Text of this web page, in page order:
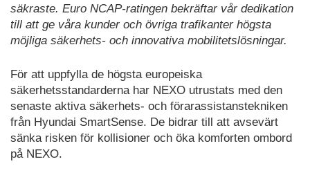
säkraste. Euro NCAP-ratingen bekräftar vår dedikation
till att ge våra kunder och övriga trafikanter högsta
möjliga säkerhets- och innovativa mobilitetslösningar.
För att uppfylla de högsta europeiska
säkerhetsstandarderna har NEXO utrustats med den
senaste aktiva säkerhets- och förarassistanstekniken
från Hyundai SmartSense. De bidrar till att avsevärt
sänka risken för kollisioner och öka komforten ombord
på NEXO.